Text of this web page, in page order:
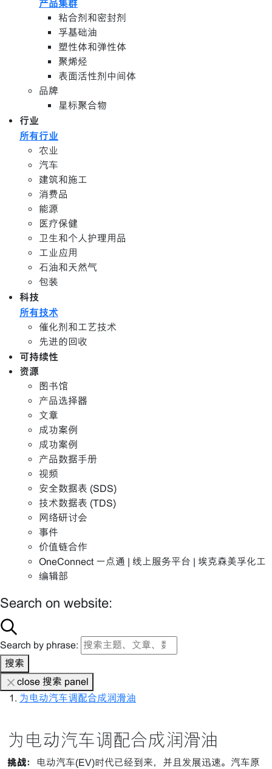
产品集群
粘合剂和密封剂
孚基础油
塑性体和弹性体
聚烯烃
表面活性剂中间体
品牌
星标聚合物
行业
所有行业
农业
汽车
建筑和施工
消费品
能源
医疗保健
卫生和个人护理用品
工业应用
石油和天然气
包装
科技
所有技术
催化剂和工艺技术
先进的回收
可持续性
资源
图书馆
产品选择器
文章
成功案例
成功案例
产品数据手册
视频
安全数据表 (SDS)
技术数据表 (TDS)
网络研讨会
事件
价值链合作
OneConnect 一点通 | 线上服务平台 | 埃克森美孚化工
编辑部
Search on website:
Search by phrase:
搜索
close 搜索 panel
为电动汽车调配合成润滑油
为电动汽车调配合成润滑油
挑战： 电动汽车(EV)时代已经到来，并且发展迅速。汽车原